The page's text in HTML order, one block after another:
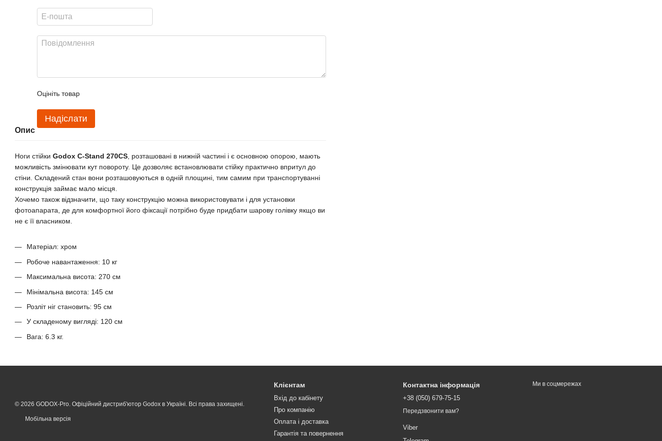
Оцініть товар
Надіслати
Опис
Ноги стійки Godox C-Stand 270CS , розташовані в нижній частині і є основною опорою, мають
можливість змінювати кут повороту. Це дозволяє встановлювати стійку практично впритул до
стіни. Складений стан вони розташовуються в одній площині, тим самим при транспортуванні
конструкція займає мало місця.
Хочемо також відзначити, що таку конструкцію можна використовувати і для установки
фотоапарата, де для комфортної його фіксації потрібно буде придбати шарову голівку якщо ви
не є її власником.
Матеріал: хром
Робоче навантаження: 10 кг
Максимальна висота: 270 см
Мінімальна висота: 145 см
Розліт ніг становить: 95 см
У складеному вигляді: 120 см
Вага: 6.3 кг.
© 2026 GODOX-Pro. Офіційний дистриб'ютор Godox в Україні. Всі права захищені.
Мобільна версія
Клієнтам
Вхід до кабінету
Про компанію
Оплата і доставка
Гарантія та повернення
Контактна інформація
+38 (050) 679-75-15
Передзвонити вам?
Viber
Ми в соцмережах